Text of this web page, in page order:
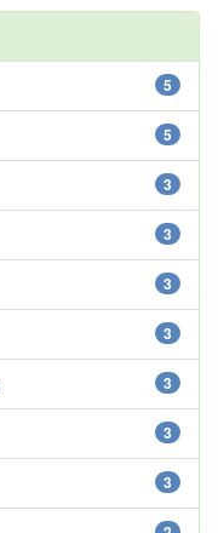
5
5
3
3
3
3
3
3
3